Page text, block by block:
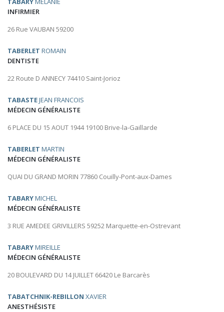
INFIRMIER
26 Rue VAUBAN 59200
TABERLET ROMAIN
DENTISTE
22 Route D ANNECY 74410 Saint-Jorioz
TABASTEJEAN FRANCOIS
MÉDECIN GÉNÉRALISTE
6 PLACE DU 15 AOUT 1944 19100 Brive-la-Gaillarde
TABERLET MARTIN
MÉDECIN GÉNÉRALISTE
QUAI DU GRAND MORIN 77860 Couilly-Pont-aux-Dames
TABARYMICHEL
MÉDECIN GÉNÉRALISTE
3 RUE AMEDEE GRIVILLERS 59252 Marquette-en-Ostrevant
TABARYMIREILLE
MÉDECIN GÉNÉRALISTE
20 BOULEVARD DU 14 JUILLET 66420 Le Barcarès
TABATCHNIK-REBILLON XAVIER
ANESTHÉSISTE